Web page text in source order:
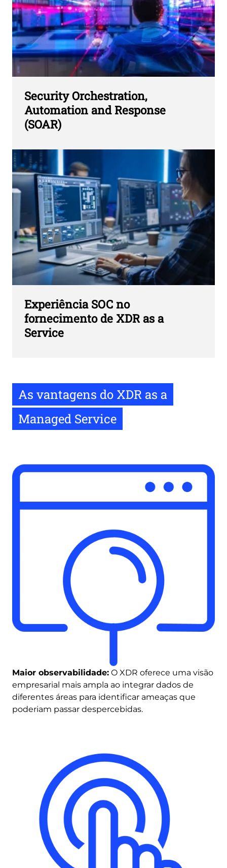
Security Orchestration,
Automation and Response
(SOAR)
Experiência SOC no
fornecimento de XDR as a
Service
As vantagens do XDR as a
Managed Service
Maior observabilidade: O XDR oferece uma visão
empresarial mais ampla ao integrar dados de
diferentes áreas para identificar ameaças que
poderiam passar despercebidas.